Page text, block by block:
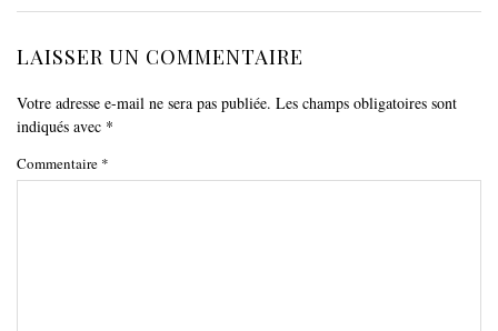
LAISSER UN COMMENTAIRE
Votre adresse e-mail ne sera pas publiée. Les champs obligatoires sont
indiqués avec *
Commentaire *